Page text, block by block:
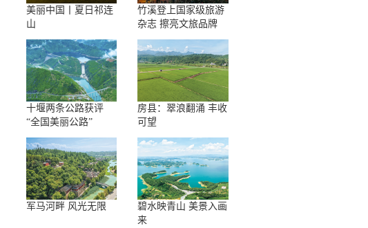
美丽中国丨夏日祁连
山
竹溪登上国家级旅游
杂志 擦亮文旅品牌
十堰两条公路获评
“全国美丽公路”
房县：翠浪翻涌 丰收
可望
军马河畔 风光无限
碧水映青山 美景入画
来